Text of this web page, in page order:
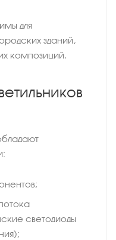
для
зданий,
композиций.
светодиоды